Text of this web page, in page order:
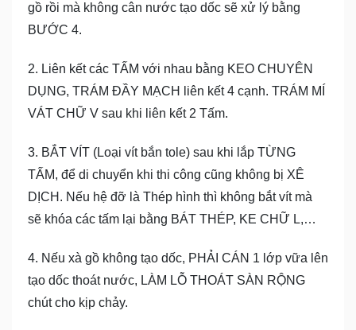
gồ rồi mà không cân nước tạo dốc sẽ xử lý bằng
BƯỚC 4.
2. Liên kết các TẤM với nhau bằng KEO CHUYÊN
DỤNG, TRÁM ĐẦY MẠCH liên kết 4 cạnh. TRÁM MÍ
VÁT CHỮ V sau khi liên kết 2 Tấm.
3. BẮT VÍT (Loại vít bắn tole) sau khi lắp TỪNG
TẤM, để di chuyển khi thi công cũng không bị XÊ
DỊCH. Nếu hệ đỡ là Thép hình thì không bắt vít mà
sẽ khóa các tấm lại bằng BÁT THÉP, KE CHỮ L,…
4. Nếu xà gồ không tạo dốc, PHẢI CÁN 1 lớp vữa lên
tạo dốc thoát nước, LÀM LỖ THOÁT SÀN RỘNG
chút cho kịp chảy.